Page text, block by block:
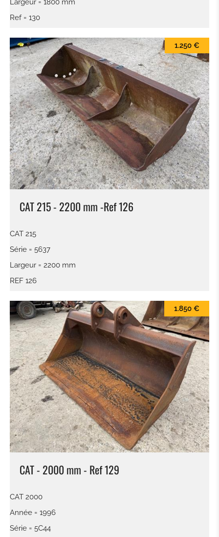
TILTROTATEUR
GODET DE TERRASSEMENT
GODET DE CURRAGE
GODET DE CURRAGE HYDR
PLATIN POUR MARTEAU - GRAPPIN - ETC.
PINCE À TRIE
PINCE À GRAB
RÂTEAU
PINCE BOIS
ADAPTATEUR
PNEUS / JANTE
PONT
TRAIN CHAINE
BRAS
DISTRIBUTEUR HYDRAULIQUE
Largeur = 1800 mm
Ref = 130
CAT 215 - 2200 mm -Ref 126
1.250 €
CAT 215
Série = 5637
Largeur = 2200 mm
REF 126
CAT - 2000 mm - Ref 129
1.850 €
CAT 2000
Année = 1996
Série = 5C44